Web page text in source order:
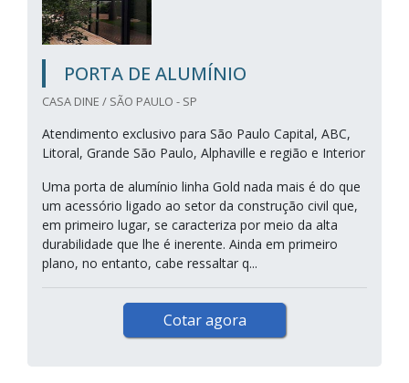
PORTA DE ALUMÍNIO
CASA DINE / SÃO PAULO - SP
Atendimento exclusivo para São Paulo Capital, ABC,
Litoral, Grande São Paulo, Alphaville e região e Interior
Uma porta de alumínio linha Gold nada mais é do que
um acessório ligado ao setor da construção civil que,
em primeiro lugar, se caracteriza por meio da alta
durabilidade que lhe é inerente. Ainda em primeiro
plano, no entanto, cabe ressaltar q...
Cotar agora